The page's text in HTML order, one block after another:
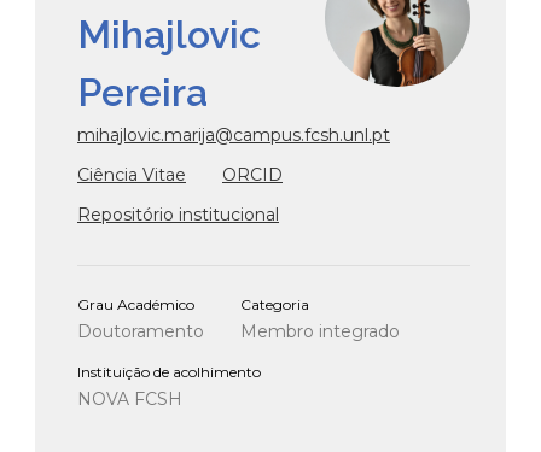
Mihajlovic
Pereira
mihajlovic.marija@campus.fcsh.unl.pt
Ciência Vitae
ORCID
Repositório institucional
Grau Académico
Doutoramento
Categoria
Membro integrado
Instituição de acolhimento
NOVA FCSH